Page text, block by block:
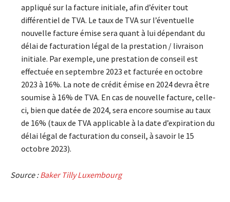
appliqué sur la facture initiale, afin d’éviter tout
différentiel de TVA. Le taux de TVA sur l’éventuelle
nouvelle facture émise sera quant à lui dépendant du
délai de facturation légal de la prestation / livraison
initiale. Par exemple, une prestation de conseil est
effectuée en septembre 2023 et facturée en octobre
2023 à 16%. La note de crédit émise en 2024 devra être
soumise à 16% de TVA. En cas de nouvelle facture, celle-
ci, bien que datée de 2024, sera encore soumise au taux
de 16% (taux de TVA applicable à la date d’expiration du
délai légal de facturation du conseil, à savoir le 15
octobre 2023).
Source :Baker Tilly Luxembourg